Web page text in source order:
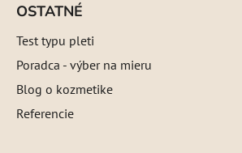
OSTATNÉ
Test typu pleti
Poradca - výber na mieru
Blog o kozmetike
Referencie